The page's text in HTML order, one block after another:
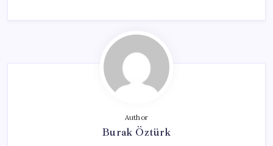
Author
Burak Öztürk